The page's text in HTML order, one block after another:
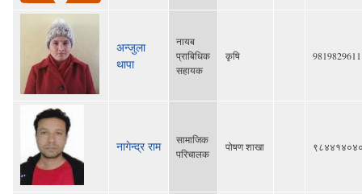
अन्जुला
थापा
नायब
प्राबिधिक
सहायक
कृषि 9819829611
नागेन्द्र राम
सामाजिक
परिचालक
पोषण शाखा